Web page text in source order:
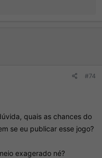
#74
quais as chances do
se eu publicar esse jogo?
exagerado né?